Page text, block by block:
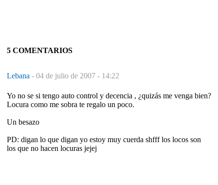
5 COMENTARIOS
Lebana - 04 de julio de 2007 - 14:22
Yo no se si tengo auto control y decencia , ¿quizás me venga bien?
Locura como me sobra te regalo un poco.
Un besazo
PD: digan lo que digan yo estoy muy cuerda shfff los locos son
los que no hacen locuras jejej